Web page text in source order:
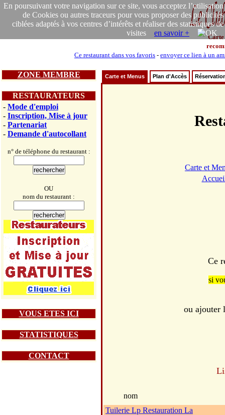
En poursuivant votre navigation sur ce site, vous acceptez l’utilisation
de Cookies ou autres traceurs pour vous proposer des publicités
ciblées adaptés à vos centres d’intérêts et réaliser des statistiques de
visites en savoir +
Carte
Ce restaurant dans vos favoris - envoyer ce lien à un
ZONE MEMBRE
RESTAURATEURS
- Mode d'emploi
- Inscription, Mise à jour
- Partenariat
- Demande d'autocollant
n° de téléphone du restaurant :
OU
nom du restaurant :
VOUS ETES ICI
STATISTIQUES
CONTACT
Carte et Menus Plan d'Accès
Carte et
Ce
si
ou ajouter
nom
Tuilerie Lp Restauration La